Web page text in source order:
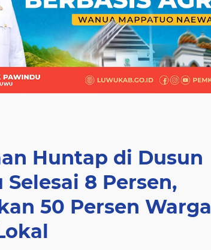
Huntap di Dusun
8 Persen,
50 Persen Warga